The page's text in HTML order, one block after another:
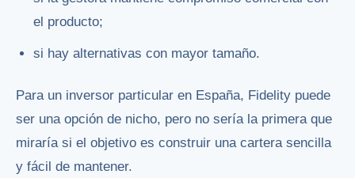
el producto;
si hay alternativas con mayor tamaño.
Para un inversor particular en España, Fidelity puede
ser una opción de nicho, pero no sería la primera que
miraría si el objetivo es construir una cartera sencilla
y fácil de mantener.